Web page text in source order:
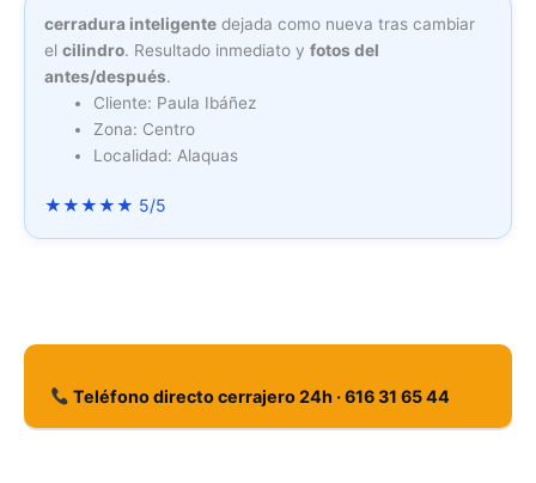
cerradura inteligente dejada como nueva tras cambiar
el cilindro. Resultado inmediato y fotos del
antes/después.
Cliente: Paula Ibáñez
Zona: Centro
Localidad: Alaquas
★★★★★ 5/5
Teléfono directo cerrajero 24h · 616 31 65 44